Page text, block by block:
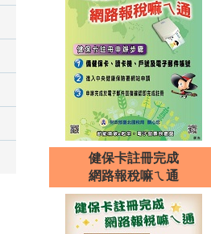
健保卡註冊完成
網路報稅嘛ㄟ通